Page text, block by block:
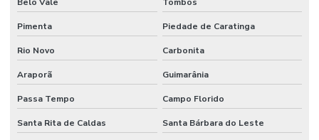
Pimenta Piedade de Caratinga
Rio Novo Carbonita
Araporã Guimarânia
Passa Tempo Campo Florido
Santa Rita de Caldas Santa Bárbara do Leste